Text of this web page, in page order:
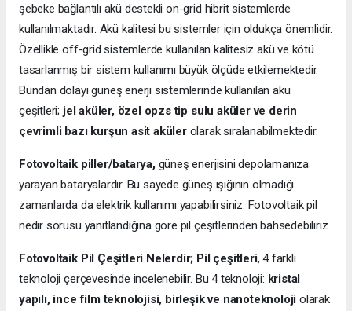
şebeke bağlantılı akü destekli on-grid hibrit sistemlerde
kullanılmaktadır. Akü kalitesi bu sistemler için oldukça önemlidir.
Özellikle off-grid sistemlerde kullanılan kalitesiz akü ve kötü
tasarlanmış bir sistem kullanımı büyük ölçüde etkilemektedir.
Bundan dolayı güneş enerji sistemlerinde kullanılan akü
çeşitleri; jel aküler, özel opzs tip sulu aküler ve derin
çevrimli bazı kurşun asit akülerolarak sıralanabilmektedir.
Fotovoltaik piller/batarya,güneş enerjisini depolamanıza
yarayan bataryalardır. Bu sayede güneş ışığının olmadığı
zamanlarda da elektrik kullanımı yapabilirsiniz. Fotovoltaik pil
nedir sorusu yanıtlandığına göre pil çeşitlerinden bahsedebiliriz.
Fotovoltaik Pil Çeşitleri Nelerdir; Pil çeşitleri, 4 farklı
teknoloji çerçevesinde incelenebilir. Bu 4 teknoloji: kristal
yapılı, ince film teknolojisi, birleşik ve nanoteknoloji olarak